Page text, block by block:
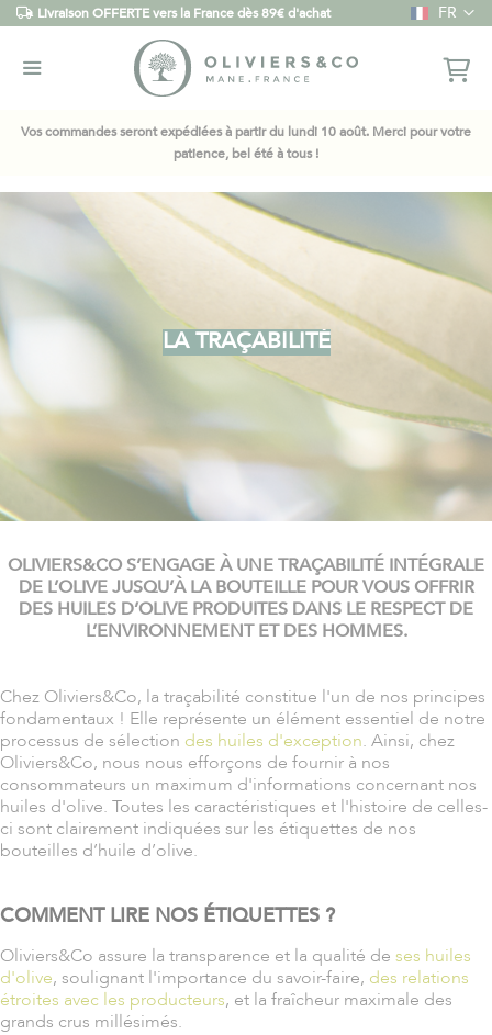
Livraison OFFERTE vers la France dès 89€ d'achat LangueFR
Vos commandes seront expédiées à partir du lundi 10 août. Merci pour votre
patience, bel été à tous !
LA TRAÇABILITÉ
OLIVIERS&CO S’ENGAGE À UNE TRAÇABILITÉ INTÉGRALE
DE L’OLIVE JUSQU’À LA BOUTEILLE POUR VOUS OFFRIR
DES HUILES D’OLIVE PRODUITES DANS LE RESPECT DE
L’ENVIRONNEMENT ET DES HOMMES.
Chez Oliviers&Co, la traçabilité constitue l'un de nos principes
fondamentaux ! Elle représente un élément essentiel de notre
processus de sélection des huiles d'exception. Ainsi, chez
Oliviers&Co, nous nous efforçons de fournir à nos
consommateurs un maximum d'informations concernant nos
huiles d'olive. Toutes les caractéristiques et l'histoire de celles-
ci sont clairement indiquées sur les étiquettes de nos
bouteilles d’huile d’olive.
COMMENT LIRE NOS ÉTIQUETTES ?
Oliviers&Co assure la transparence et la qualité de ses huiles
d'olive, soulignant l'importance du savoir-faire, des relations
étroites avec les producteurs, et la fraîcheur maximale des
grands crus millésimés.